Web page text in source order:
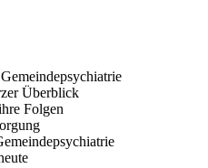
Überblick
Folgen